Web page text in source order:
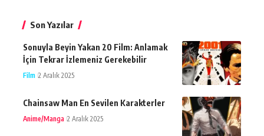
Son Yazılar
Sonuyla Beyin Yakan 20 Film: Anlamak
İçin Tekrar İzlemeniz Gerekebilir
Film 2 Aralık 2025
Chainsaw Man En Sevilen Karakterler
Anime/Manga 2 Aralık 2025